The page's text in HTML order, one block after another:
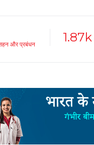
और प्रबंधन 1.87k